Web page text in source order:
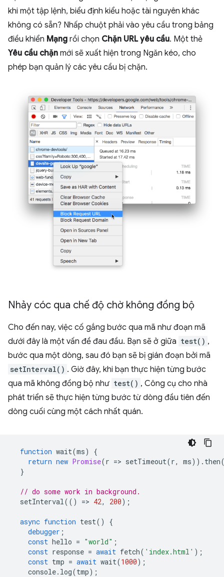
khi một tập lệnh, biểu định kiểu hoặc tài nguyên khác
không có sẵn? Nhấp chuột phải vào yêu cầu trong bảng
điều khiển Mạng rồi chọn Chặn URL yêu cầu. Một thẻ
Yêu cầu chặn mới sẽ xuất hiện trong Ngăn kéo, cho
phép bạn quản lý các yêu cầu bị chặn.
Nhảy cóc qua chế độ chờ không đồng bộ
Cho đến nay, việc cố gắng bước qua mã như đoạn mã
dưới đây là một vấn đề đau đầu. Bạn sẽ ở giữa test() ,
bước qua một dòng, sau đó bạn sẽ bị gián đoạn bởi mã
setInterval() . Giờ đây, khi bạn thực hiện từng bước
qua mã không đồng bộ như test() , Công cụ cho nhà
phát triển sẽ thực hiện từng bước từ dòng đầu tiên đến
dòng cuối cùng một cách nhất quán.
function wait(ms)
{
return new Promise(r => setTimeout(r, ms)). then
}
// do some work in background.
setInterval(() => 42, 200);
async function test()
{
debugger ;
const hello = "world" ;
const response = await fetch( 'index.html' );
const tmp = await wait(1000);
console. log(tmp);